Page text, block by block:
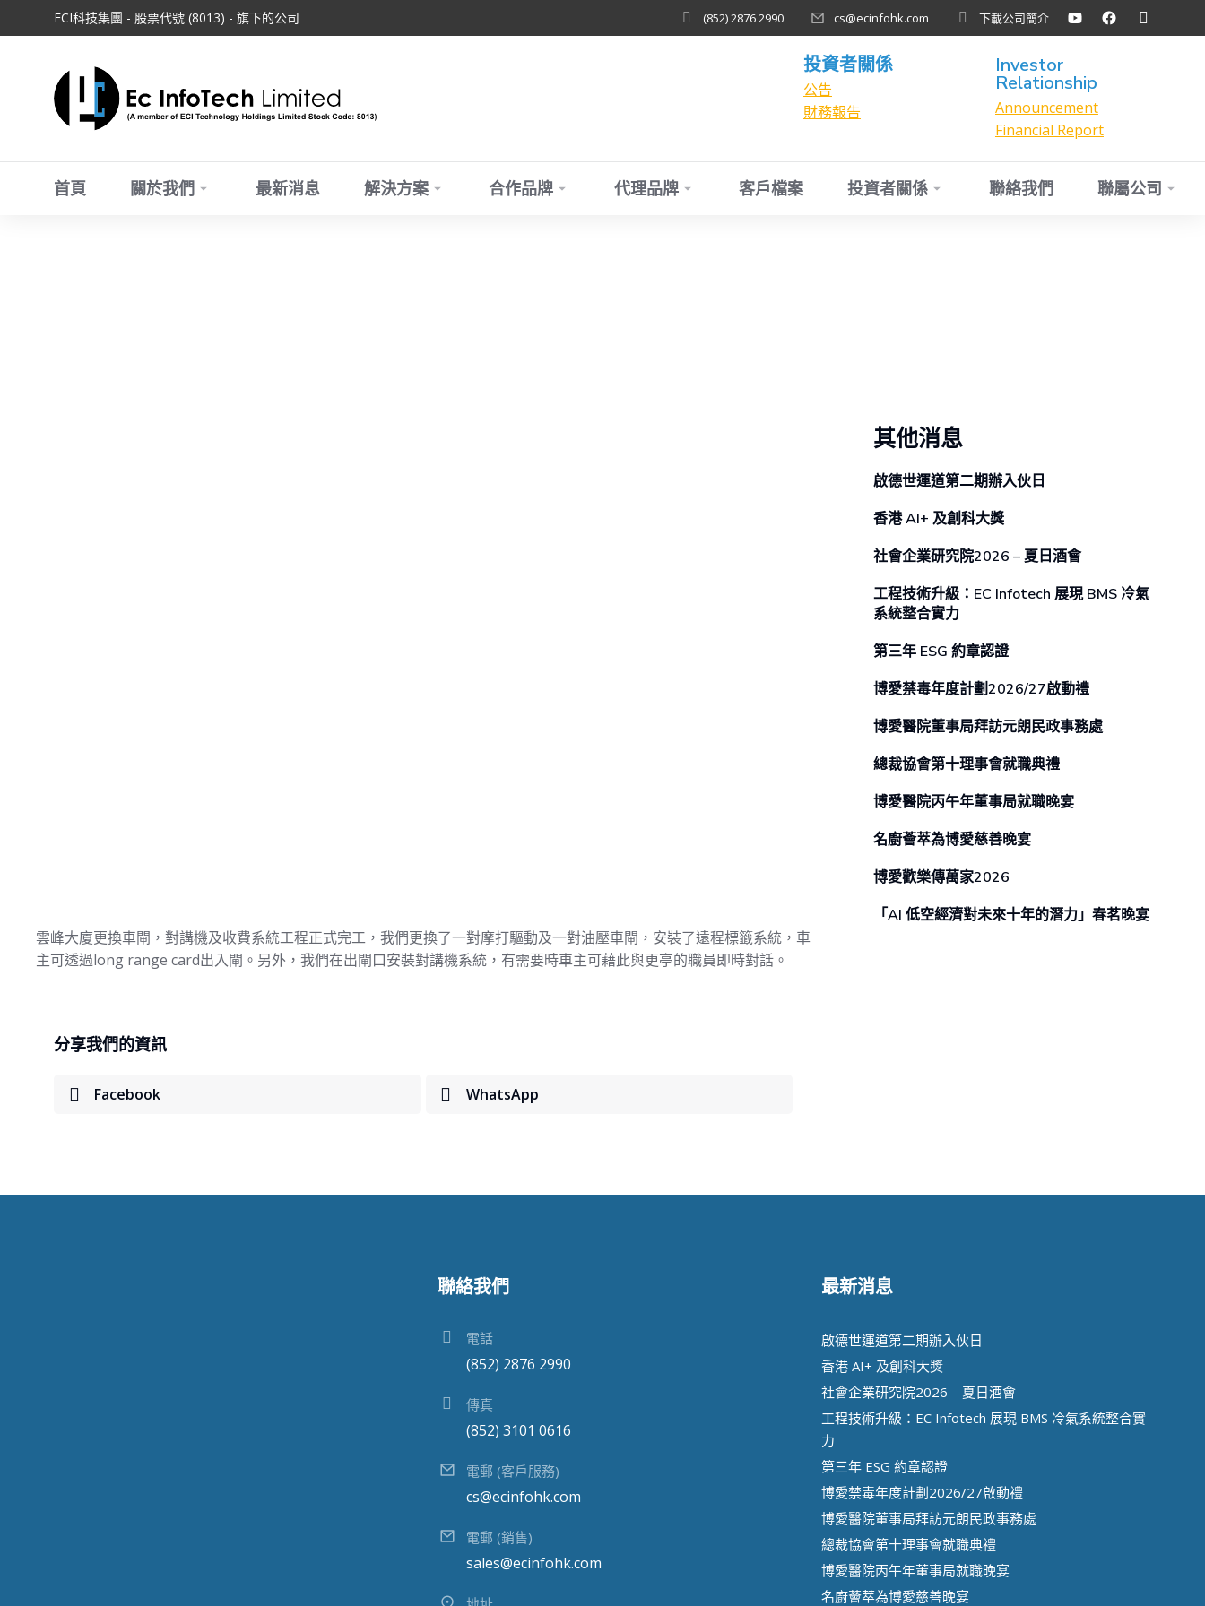
ECI科技集團 - 股票代號 (8013) - 旗下的公司 (852) 2876 2990 cs@ecinfohk.com 下載公司簡介
投資者關係
公告
財務報告
Investor
Relationship
Announcement
Financial Report
首頁 關於我們 最新消息 解決方案 合作品牌 代理品牌 客戶檔案 投資者關係 聯絡我們 聯屬公司
雲峰大廈更換車閘，對講機及收費系統工程正式完工，我們更換了一對摩打驅動及一對油壓車閘，安裝了遠程標籤系統，車
主可透過long range card出入閘。另外，我們在出閘口安裝對講機系統，有需要時車主可藉此與更亭的職員即時對話。
分享我們的資訊
Facebook WhatsApp
其他消息
啟德世運道第二期辦⼊伙⽇
香港 AI+ 及創科⼤獎
社會企業研究院2026 – 夏日酒會
工程技術升級：EC Infotech 展現 BMS 冷氣
系統整合實力
第三年 ESG 約章認證
博愛禁毒年度計劃2026/27啟動禮
博愛醫院董事局拜訪元朗民政事務處
總裁協會第十理事會就職典禮
博愛醫院丙午年董事局就職晚宴
名廚薈萃為博愛慈善晚宴
博愛歡樂傳萬家2026
「AI 低空經濟對未來⼗年的潛⼒」春茗晚宴
聯絡我們
電話
(852) 2876 2990
傳真
(852) 3101 0616
電郵 (客戶服務)
cs@ecinfohk.com
電郵 (銷售)
sales@ecinfohk.com
最新消息
啟德世運道第二期辦⼊伙⽇
香港 AI+ 及創科⼤獎
社會企業研究院2026 – 夏日酒會
工程技術升級：EC Infotech 展現 BMS 冷氣系統整合實
力
第三年 ESG 約章認證
博愛禁毒年度計劃2026/27啟動禮
博愛醫院董事局拜訪元朗民政事務處
總裁協會第十理事會就職典禮
博愛醫院丙午年董事局就職晚宴
名廚薈萃為博愛慈善晚宴